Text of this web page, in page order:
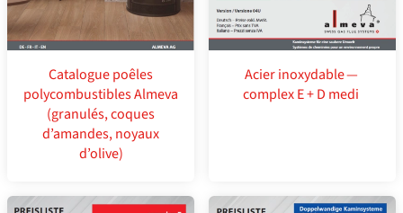
Catalogue poêles
polycombustibles Almeva
(granulés, coques
d’amandes, noyaux
d’olive)
Acier inoxydable —
complex E + D medi